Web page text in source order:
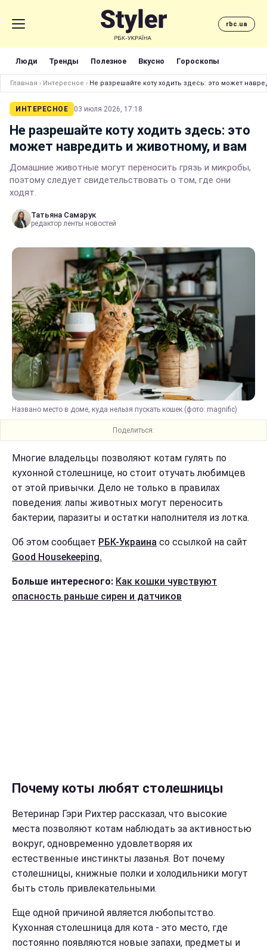
rbc.ua
Люди Тренды Полезное Вкусно Гороскопы
Главная › Интересное › Не разрешайте коту ходить здесь: это может
ИНТЕРЕСНОЕ 03 июля 2026, 17:18
Не разрешайте коту ходить здесь: это
может навредить и животному, и вам
Домашние животные могут переносить грязь и микробы,
поэтому следует свидетельствовать о том, где они
ходят.
Татьяна Самарук
редактор ленты новостей
Названо место в доме, куда нельзя пускать кошек (фото: magnific)
Поделиться:
Многие владельцы позволяют котам гулять по
кухонной столешнице, но стоит отучать любимцев
от этой привычки. Дело не только в правилах
поведения: лапы животных могут переносить
бактерии, паразиты и остатки наполнителя из лотка.
Об этом сообщает РБК-Украина со ссылкой на сайт
Good Нousekeeping.
Больше интересного: Как кошки чувствуют
опасность раньше сирен и датчиков
Почему коты любят столешницы
Ветеринар Гэри Рихтер рассказал, что высокие
места позволяют котам наблюдать за активностью
вокруг, одновременно удовлетворяя их
естественные инстинкты лазанья. Вот почему
столешницы, книжные полки и холодильники могут
быть столь привлекательными.
Еще одной причиной является любопытство.
Кухонная столешница для кота - это место, где
постоянно появляются новые запахи, предметы и